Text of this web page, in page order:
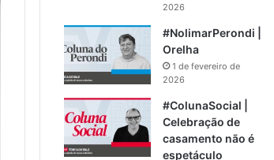
2026
#NolimarPerondi |
Orelha
1 de fevereiro de
2026
#ColunaSocial |
Celebração de
casamento não é
espetáculo